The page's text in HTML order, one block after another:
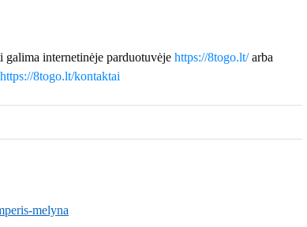
internetinėje parduotuvėje https://8togo.lt/ arba
https://8togo.lt/kontaktai
melyna